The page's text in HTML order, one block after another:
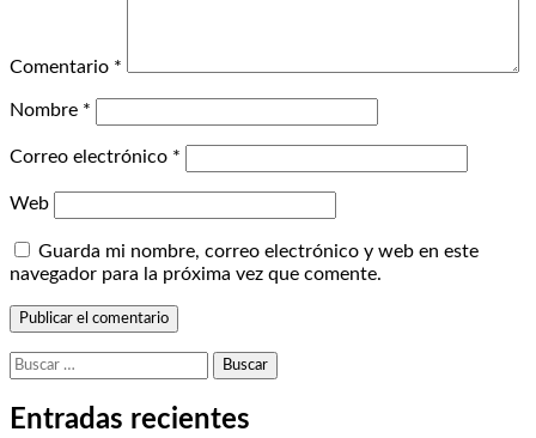
Comentario *
Nombre *
Correo electrónico *
Web
Guarda mi nombre, correo electrónico y web en este
navegador para la próxima vez que comente.
Buscar:
Entradas recientes